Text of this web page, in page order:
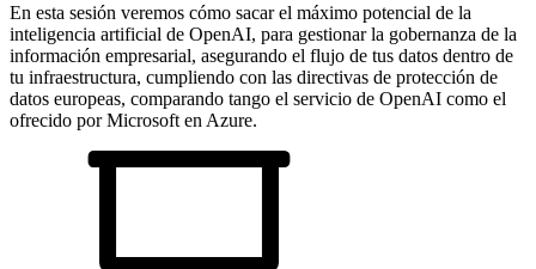
En esta sesión veremos cómo sacar el máximo potencial de la
inteligencia artificial de OpenAI, para gestionar la gobernanza de la
información empresarial, asegurando el flujo de tus datos dentro de
tu infraestructura, cumpliendo con las directivas de protección de
datos europeas, comparando tango el servicio de OpenAI como el
ofrecido por Microsoft en Azure.